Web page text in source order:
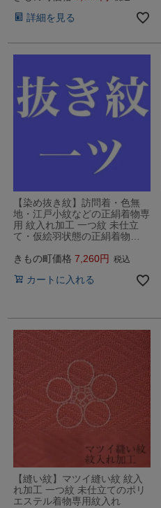
詳細を見る
【染め抜き紋】訪問着・色無
地・江戸小紋などの正絹着物専
用 紋入れ加工 一つ紋 未仕立
て・仮絵羽状態の正絹着物…
きもの町価格 7,260 税込
カートに入れる
【縫い紋】マツイ縫い紋 紋入
れ加工 一つ紋 未仕立てのポリ
エステル着物専用紋入れ